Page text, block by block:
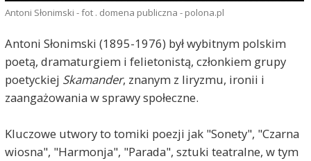
Antoni Słonimski - fot . domena publiczna - polona.pl
Antoni Słonimski (1895-1976) był wybitnym polskim
poetą, dramaturgiem i felietonistą, członkiem grupy
poetyckiej Skamander, znanym z liryzmu, ironii i
zaangażowania w sprawy społeczne.
Kluczowe utwory to tomiki poezji jak "Sonety", "Czarna
wiosna", "Harmonja", "Parada", sztuki teatralne, w tym